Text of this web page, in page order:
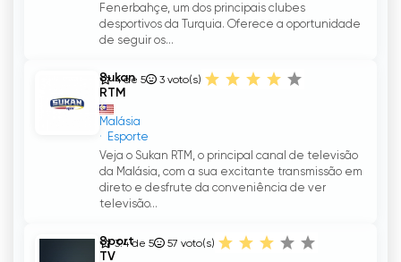
Fenerbahçe, um dos principais clubes
desportivos da Turquia. Oferece a oportunidade
de seguir os...
Sukan
RTM
Malásia
Esporte
4 de 5 3 voto(s)
Veja o Sukan RTM, o principal canal de televisão
da Malásia, com a sua excitante transmissão em
direto e desfrute da conveniência de ver
televisão...
Sport
TV
3.4 de 5 57 voto(s)